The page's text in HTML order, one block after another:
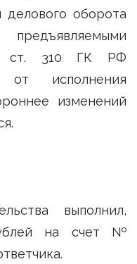
делового оборота
ст. 310 ГК РФ
от исполнения
изменений
выполнил,
на счет №